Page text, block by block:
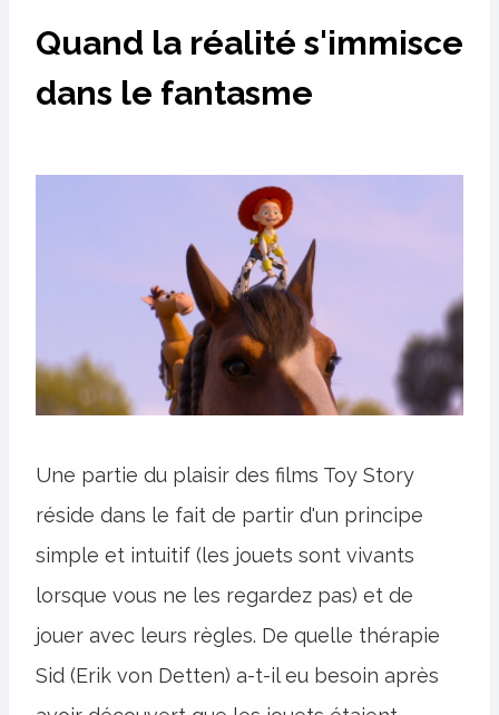
Quand la réalité s'immisce
dans le fantasme
Une partie du plaisir des films Toy Story
réside dans le fait de partir d'un principe
simple et intuitif (les jouets sont vivants
lorsque vous ne les regardez pas) et de
jouer avec leurs règles. De quelle thérapie
Sid (Erik von Detten) a-t-il eu besoin après